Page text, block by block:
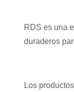
RDS es una
duraderos
Los